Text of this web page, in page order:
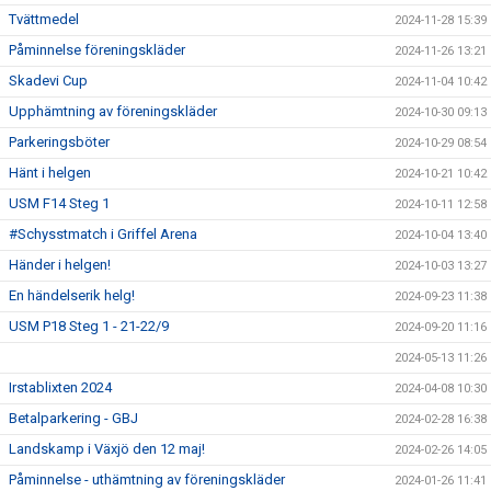
Tvättmedel 2024-11-28 15:39
Påminnelse föreningskläder 2024-11-26 13:21
Skadevi Cup 2024-11-04 10:42
Upphämtning av föreningskläder 2024-10-30 09:13
Parkeringsböter 2024-10-29 08:54
Hänt i helgen 2024-10-21 10:42
USM F14 Steg 1 2024-10-11 12:58
#Schysstmatch i Griffel Arena 2024-10-04 13:40
Händer i helgen! 2024-10-03 13:27
En händelserik helg! 2024-09-23 11:38
USM P18 Steg 1 - 21-22/9 2024-09-20 11:16
2024-05-13 11:26
Irstablixten 2024 2024-04-08 10:30
Betalparkering - GBJ 2024-02-28 16:38
Landskamp i Växjö den 12 maj! 2024-02-26 14:05
Påminnelse - uthämtning av föreningskläder 2024-01-26 11:41